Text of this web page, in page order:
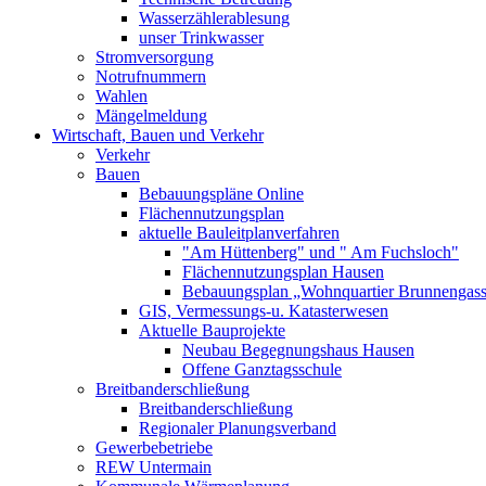
Wasserzählerablesung
unser Trinkwasser
Stromversorgung
Notrufnummern
Wahlen
Mängelmeldung
Wirtschaft, Bauen und Verkehr
Verkehr
Bauen
Bebauungspläne Online
Flächennutzungsplan
aktuelle Bauleitplanverfahren
"Am Hüttenberg" und " Am Fuchsloch"
Flächennutzungsplan Hausen
Bebauungsplan „Wohnquartier
GIS, Vermessungs-u. Katasterwesen
Aktuelle Bauprojekte
Neubau Begegnungshaus Hausen
Offene Ganztagsschule
Breitbanderschließung
Breitbanderschließung
Regionaler Planungsverband
Gewerbebetriebe
REW Untermain